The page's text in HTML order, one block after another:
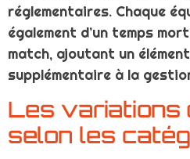
réglementaires. Chaque
également d’un temps
match, ajoutant un
supplémentaire à la
Les variations
selon les